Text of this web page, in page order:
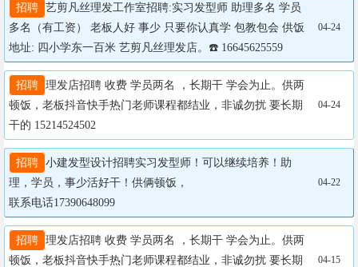
招聘 艺剪凡丝理发工作室招聘:实习发型师 助理多名 学员
多名（有工资） 老板人好 事少 只要你认真学 包教包会 供饭
地址: 四小学东一百米 艺剪凡丝理发店。☎️ 16645625559
04-24
招聘 理发店招聘 收费 学员两名 ，长期干 学会为止。供两
顿饭，老板抖音快手热门老师课程都结业，非诚勿扰 要长期
干的 15214524502
04-24
招聘 小建发型设计招聘实习发型师！可以继续培养！助
理，学员，事少活好干！供俩顿饭，
联系电话17390648099
04-22
招聘 理发店招聘 收费 学员两名 ，长期干 学会为止。供两
顿饭，老板抖音快手热门老师课程都结业，非诚勿扰 要长期
04-15